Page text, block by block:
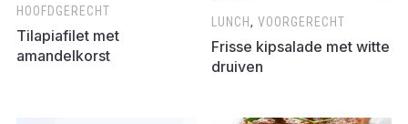
HOOFDGERECHT
Tilapiafilet met
amandelkorst
LUNCH,VOORGERECHT
Frisse kipsalade met witte
druiven